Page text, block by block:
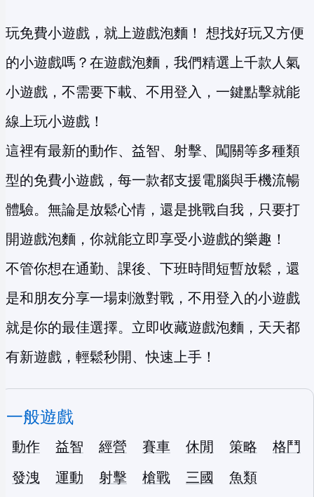
玩免費小遊戲，就上遊戲泡麵！ 想找好玩又方便
的小遊戲嗎？在遊戲泡麵，我們精選上千款人氣
小遊戲，不需要下載、不用登入，一鍵點擊就能
線上玩小遊戲！
這裡有最新的動作、益智、射擊、闖關等多種類
型的免費小遊戲，每一款都支援電腦與手機流暢
體驗。無論是放鬆心情，還是挑戰自我，只要打
開遊戲泡麵，你就能立即享受小遊戲的樂趣！
不管你想在通勤、課後、下班時間短暫放鬆，還
是和朋友分享一場刺激對戰，不用登入的小遊戲
就是你的最佳選擇。立即收藏遊戲泡麵，天天都
有新遊戲，輕鬆秒開、快速上手！
一般遊戲
動作 益智 經營 賽車 休閒 策略
格鬥
發洩
運動 射擊 槍戰 三國
魚類